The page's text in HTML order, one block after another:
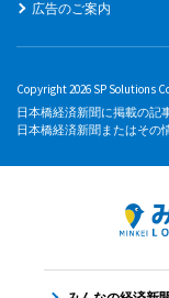
広告のご案内
Copyright 2026 SP Solutions
日本橋経済新聞に掲載の記
日本橋経済新聞またはその